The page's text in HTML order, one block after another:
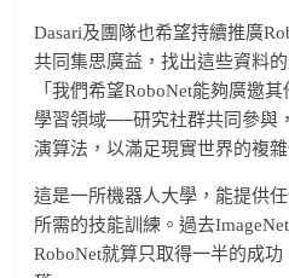
Dasari及團隊也希望持續推廣
共同集思廣益，找出這些資料
「我們希望RoboNet能夠廣邀
學習領域──研究社群共同參與
演算法，以滿足現實世界的複雜
這是一所機器人大學，能提供
所需的技能訓練。過去
RoboNet就算只取得一半的成